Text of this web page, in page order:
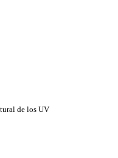
de los UV